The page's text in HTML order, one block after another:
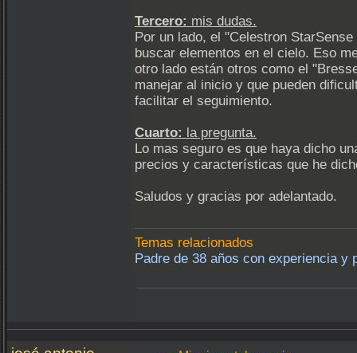
Tercero: mis dudas.
Por un lado, el "Celestron
buscar elementos en el cielo. Eso
otro lado están otros como el
manejar al inicio y que pueden
facilitar el seguimiento.
Cuarto: la pregunta.
Lo mas seguro es que haya dicho
precios y características que he
Saludos y gracias por adelantado.
Temas relacionados
Padre de 38 años con experiencia y